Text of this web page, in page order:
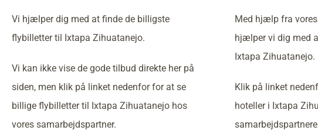
Vi hjælper dig med at finde de billigste
flybilletter til Ixtapa Zihuatanejo.
Vi kan ikke vise de gode tilbud direkte her på
siden, men klik på linket nedenfor for at se
billige flybilletter til Ixtapa Zihuatanejo hos
vores samarbejdspartner.
Med hjælp fra
hjælper vi dig med
Ixtapa Zihuatanejo.
Klik på linket
hoteller i Ixtapa